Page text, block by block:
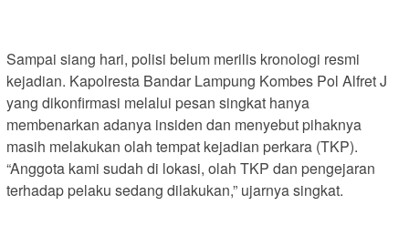
Sampai siang hari, polisi belum merilis kronologi resmi
kejadian. Kapolresta Bandar Lampung Kombes Pol Alfret J
yang dikonfirmasi melalui pesan singkat hanya
membenarkan adanya insiden dan menyebut pihaknya
masih melakukan olah tempat kejadian perkara (TKP).
“Anggota kami sudah di lokasi, olah TKP dan pengejaran
terhadap pelaku sedang dilakukan,” ujarnya singkat.